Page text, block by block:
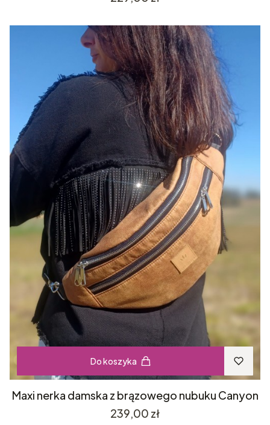
Do koszyka
Maxi nerka damska z brązowego nubuku Canyon
Cena
239,00 zł